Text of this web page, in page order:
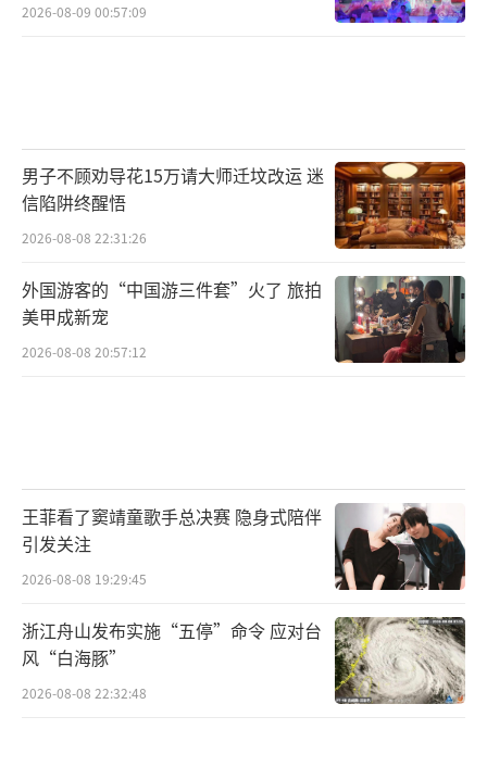
2026-08-09 00:57:09
男子不顾劝导花15万请大师迁坟改运 迷
信陷阱终醒悟
2026-08-08 22:31:26
外国游客的“中国游三件套”火了 旅拍
美甲成新宠
2026-08-08 20:57:12
王菲看了窦靖童歌手总决赛 隐身式陪伴
引发关注
2026-08-08 19:29:45
浙江舟山发布实施“五停”命令 应对台
风“白海豚”
2026-08-08 22:32:48